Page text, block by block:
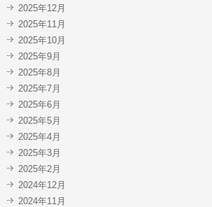
2025年12月
2025年11月
2025年10月
2025年9月
2025年8月
2025年7月
2025年6月
2025年5月
2025年4月
2025年3月
2025年2月
2024年12月
2024年11月